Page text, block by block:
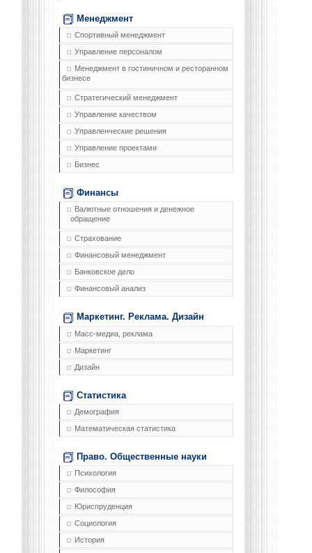
Менеджмент
Спортивный менеджмент
Управление персоналом
Менеджмент в гостиничном и ресторанном
бизнесе
Стратегический менеджмент
Управление качеством
Управленческие решения
Управление проектами
Бизнес
Финансы
Валютные отношения и денежное
обращение
Страхование
Финансовый менеджмент
Банковское дело
Финансовый анализ
Маркетинг. Реклама. Дизайн
Масс-медиа, реклама
Маркетинг
Дизайн
Статистика
Демография
Математическая статистика
Право. Общественные науки
Психология
Философия
Юриспруденция
Социология
История